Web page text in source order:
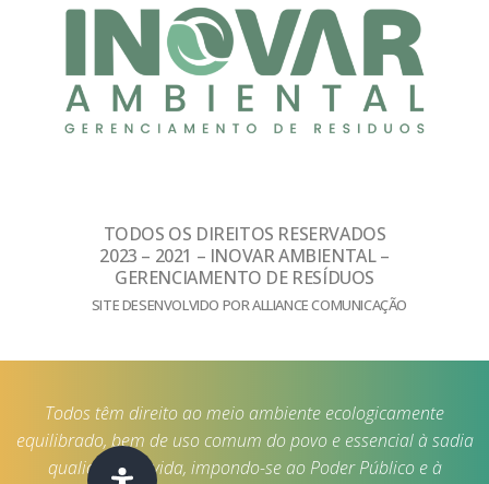
TODOS OS DIREITOS RESERVADOS
2023 – 2021 – INOVAR AMBIENTAL –
GERENCIAMENTO DE RESÍDUOS
SITE DESENVOLVIDO POR ALLIANCE COMUNICAÇÃO
Todos têm direito ao meio ambiente ecologicamente
equilibrado, bem de uso comum do povo e essencial à sadia
qualidade de vida, impondo-se ao Poder Público e à